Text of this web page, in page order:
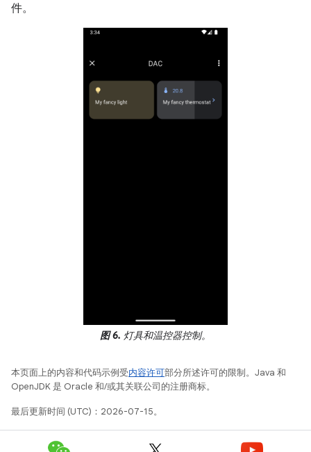
件。
图 6. 灯具和温控器控制。
本页面上的内容和代码示例受内容许可部分所述许可的限制。Java 和
OpenJDK 是 Oracle 和/或其关联公司的注册商标。
最后更新时间 (UTC)：2026-07-15。